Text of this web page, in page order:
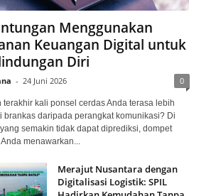
Menggunakan
Keuangan Digital untuk
Diri
- 24 Juni 2026 0
terakhir kali ponsel cerdas Anda terasa lebih
brankas daripada perangkat komunikasi? Di
semakin tidak dapat diprediksi, dompet
menawarkan...
Merajut Nusantara dengan
Digitalisasi Logistik: SPIL